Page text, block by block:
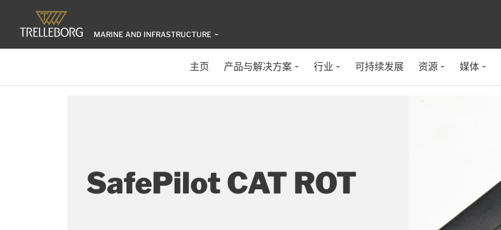
MARINE AND INFRASTRUCTURE
主页 产品与解决方案 行业 可持续发展 资源 媒体
SafePilot CAT ROT